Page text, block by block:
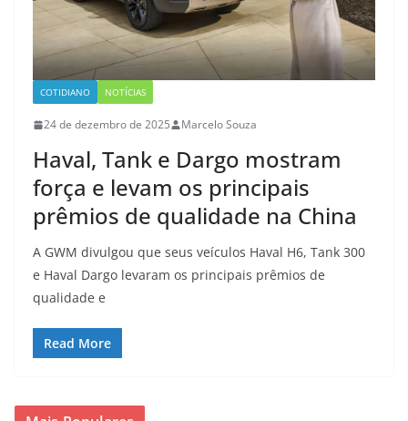
COTIDIANO NOTÍCIAS
24 de dezembro de 2025 Marcelo Souza
Haval, Tank e Dargo mostram
força e levam os principais
prêmios de qualidade na China
A GWM divulgou que seus veículos Haval H6, Tank 300
e Haval Dargo levaram os principais prêmios de
qualidade e
Read More